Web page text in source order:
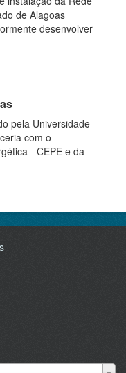
de Alagoas
desenvolver
pela Universidade
com o
- CEPE e da